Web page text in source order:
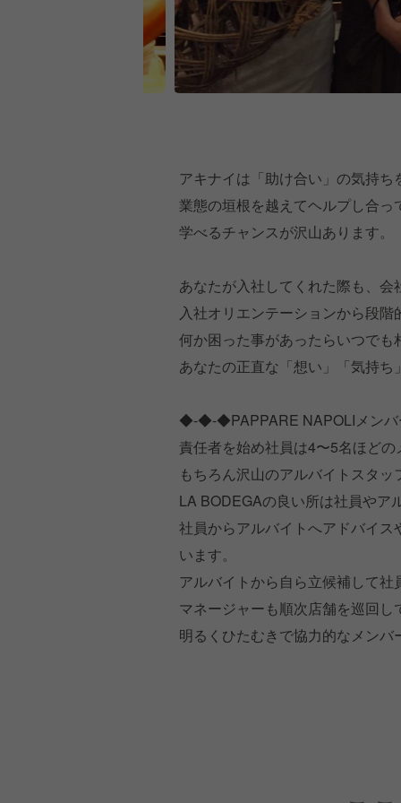
アキナイは「助け合い」の気持ち
業態の垣根を越えてヘルプし合
学べるチャンスが沢山あります。
あなたが入社してくれた際も、
入社オリエンテーションから段
何か困った事があったらいつで
あなたの正直な「想い」「気持ち
◆-◆-◆PAPPARE NAPOLIメン
責任者を始め社員は4〜5名ほど
もちろん沢山のアルバイトスタ
LA BODEGAの良い所は社員やア
社員からアルバイトへアドバイ
います。
アルバイトから自ら立候補して
マネージャーも順次店舗を巡回
明るくひたむきで協力的なメン